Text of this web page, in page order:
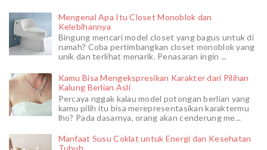
Mengenal Apa Itu Closet Monoblok dan
Kelebihannya
Bingung mencari model closet yang bagus untuk di
rumah? Coba pertimbangkan closet monoblok yang
unik dan terlihat menarik. Penasaran ingin ...
Kamu Bisa Mengekspresikan Karakter dari Pilihan
Kalung Berlian Asli
Percaya nggak kalau model potongan berlian yang
kamu pilih itu bisa merepresentasikan karaktermu
lho? Pada dasarnya, orang akan cenderung me...
Manfaat Susu Coklat untuk Energi dan Kesehatan